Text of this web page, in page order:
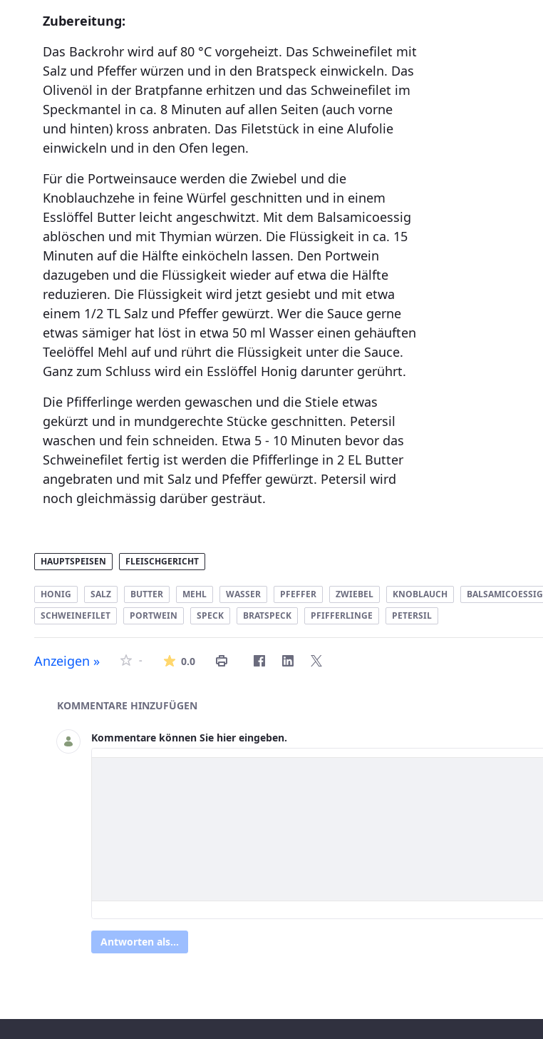
Zubereitung:
Das Backrohr wird auf 80 °C vorgeheizt. Das Schweinefilet mit
Salz und Pfeffer würzen und in den Bratspeck einwickeln. Das
Olivenöl in der Bratpfanne erhitzen und das Schweinefilet im
Speckmantel in ca. 8 Minuten auf allen Seiten (auch vorne
und hinten) kross anbraten. Das Filetstück in eine Alufolie
einwickeln und in den Ofen legen.
Für die Portweinsauce werden die Zwiebel und die
Knoblauchzehe in feine Würfel geschnitten und in einem
Esslöffel Butter leicht angeschwitzt. Mit dem Balsamicoessig
ablöschen und mit Thymian würzen. Die Flüssigkeit in ca. 15
Minuten auf die Hälfte einköcheln lassen. Den Portwein
dazugeben und die Flüssigkeit wieder auf etwa die Hälfte
reduzieren. Die Flüssigkeit wird jetzt gesiebt und mit etwa
einem 1/2 TL Salz und Pfeffer gewürzt. Wer die Sauce gerne
etwas sämiger hat löst in etwa 50 ml Wasser einen gehäuften
Teelöffel Mehl auf und rührt die Flüssigkeit unter die Sauce.
Ganz zum Schluss wird ein Esslöffel Honig darunter gerührt.
Die Pfifferlinge werden gewaschen und die Stiele etwas
gekürzt und in mundgerechte Stücke geschnitten. Petersil
waschen und fein schneiden. Etwa 5 - 10 Minuten bevor das
Schweinefilet fertig ist werden die Pfifferlinge in 2 EL Butter
angebraten und mit Salz und Pfeffer gewürzt. Petersil wird
noch gleichmässig darüber gesträut.
HAUPTSPEISEN FLEISCHGERICHT
HONIG SALZ BUTTER MEHL WASSER PFEFFER ZWIEBEL KNOBLAUCH BALSAMICOESSIG
SCHWEINEFILET
PORTWEIN SPECK BRATSPECK PFIFFERLINGE PETERSIL
Anzeigen » - 0.0Die durchschnittliche Bewertung ist 0 von 5 Sternen.
Asset-Herausgeber
KOMMENTARE HINZUFÜGEN
Kommentare können Sie hier eingeben.
Antworten als...